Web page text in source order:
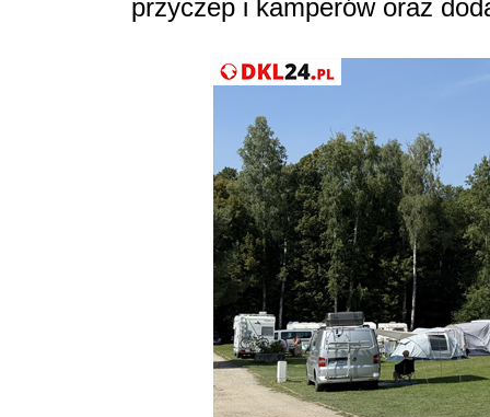
przyczep i kamperów oraz